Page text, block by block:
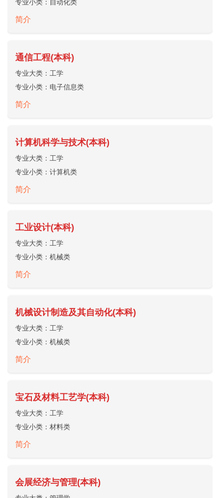
专业小类： 自动化类
简介
通信工程(本科)
专业大类： 工学
专业小类： 电子信息类
简介
计算机科学与技术(本科)
专业大类： 工学
专业小类： 计算机类
简介
工业设计(本科)
专业大类： 工学
专业小类： 机械类
简介
机械设计制造及其自动化(本科)
专业大类： 工学
专业小类： 机械类
简介
宝石及材料工艺学(本科)
专业大类： 工学
专业小类： 材料类
简介
会展经济与管理(本科)